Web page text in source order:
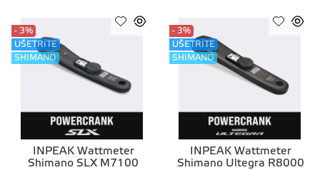
INPEAK Wattmeter
Shimano SLX M7100
- 3%
UŠETRÍTE
SHIMANO
INPEAK Wattmeter
Shimano Ultegra R8000
- 3%
UŠETRÍTE
SHIMANO